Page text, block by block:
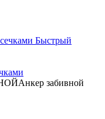
Быстрый
забивной